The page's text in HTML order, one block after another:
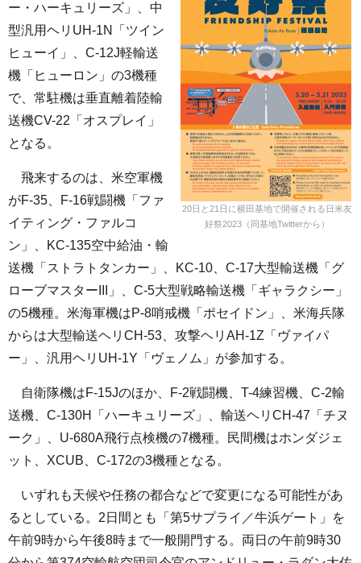
20日と21日に横田基地で開催される日米友
好祭2023（同基地Twitterから）
ー・ハーキュリーズ」、中
型汎用ヘリUH-1N「ツイン
ヒューイ」、C-12J軽輸送
機「ヒューロン」の3機種
で、常駐機は垂直離着陸輸
送機CV-22「オスプレイ」
となる。
飛来するのは、米空軍機
がF-35、F-16戦闘機「ファ
イティング・ファルコ
ン」、KC-135空中給油・輸
送機「ストラトタンカー」、KC-10、C-17大型輸送機「グ
ローブマスターIII」、C-5大型戦略輸送機「ギャラクシー」
の5機種。米海軍機はP-8哨戒機「ポセイドン」、米海兵隊
からは大型輸送ヘリCH-53、攻撃ヘリAH-1Z「ヴァイパ
ー」、汎用ヘリUH-1Y「ヴェノム」が参加する。
自衛隊機はF-15Jのほか、F-2戦闘機、T-4練習機、C-2輸
送機、C-130H「ハーキュリーズ」、輸送ヘリCH-47「チヌ
ーク」、U-680A飛行点検機の7機種。民間機はホンダジェ
ット、XCUB、C-172の3機種となる。
いずれも天候や任務の都合などで変更になる可能性があ
るとしている。2日間とも「第5サプライ／牛浜ゲート」を
午前9時から午後8時まで一般開門する。両日の午前9時30